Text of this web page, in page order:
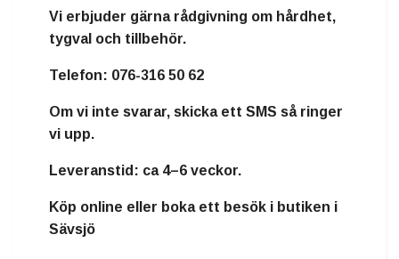
Vi erbjuder gärna rådgivning om hårdhet,
tygval och tillbehör.
Telefon: 076-316 50 62
Om vi inte svarar, skicka ett SMS så ringer
vi upp.
Leveranstid: ca 4–6 veckor.
Köp online eller boka ett besök i butiken i
Sävsjö